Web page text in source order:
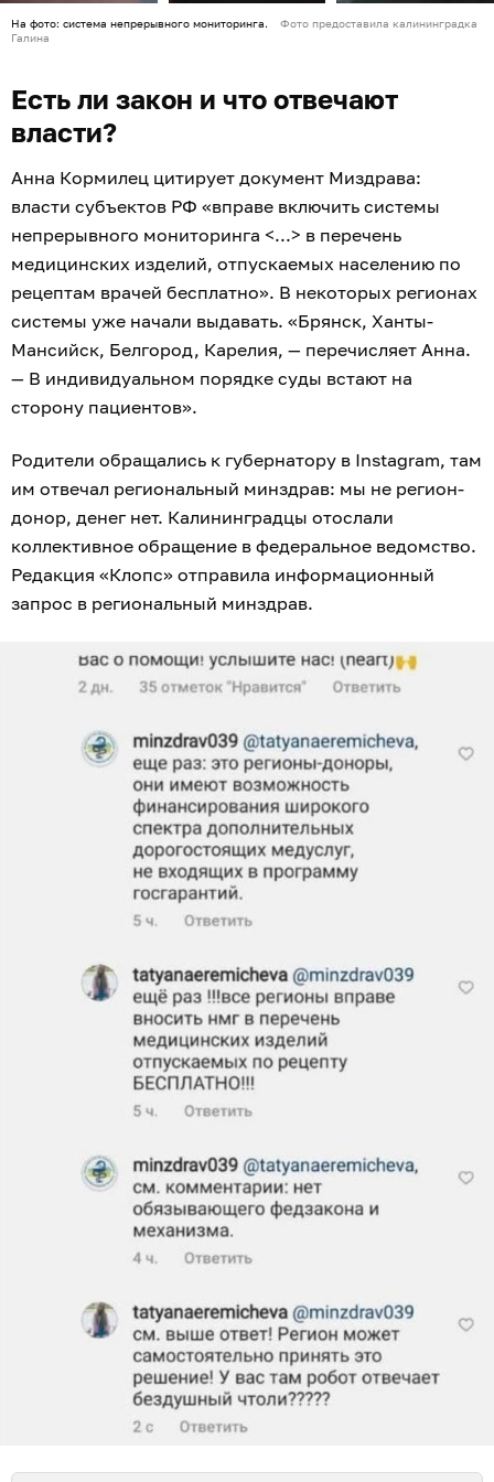
На фото: система непрерывного мониторинга.
Фото предоставила калининградка
Галина
Есть ли закон и что отвечают
власти?
Анна Кормилец цитирует документ Миздрава:
власти субъектов РФ «вправе включить системы
непрерывного мониторинга <...> в перечень
медицинских изделий, отпускаемых населению по
рецептам врачей бесплатно». В некоторых регионах
системы уже начали выдавать. «Брянск, Ханты-
Мансийск, Белгород, Карелия, — перечисляет Анна.
— В индивидуальном порядке суды встают на
сторону пациентов».
Родители обращались к губернатору в Instagram, там
им отвечал региональный минздрав: мы не регион-
донор, денег нет. Калининградцы отослали
коллективное обращение в федеральное ведомство.
Редакция «Клопс» отправила информационный
запрос в региональный минздрав.